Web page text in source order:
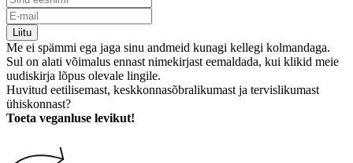
Liitu
Me ei spämmi ega jaga sinu andmeid kunagi kellegi kolmandaga.
Sul on alati võimalus ennast nimekirjast eemaldada, kui klikid meie
uudiskirja lõpus olevale lingile.
Huvitud eetilisemast, keskkonnasõbralikumast ja tervislikumast
ühiskonnast?
Toeta veganluse levikut!